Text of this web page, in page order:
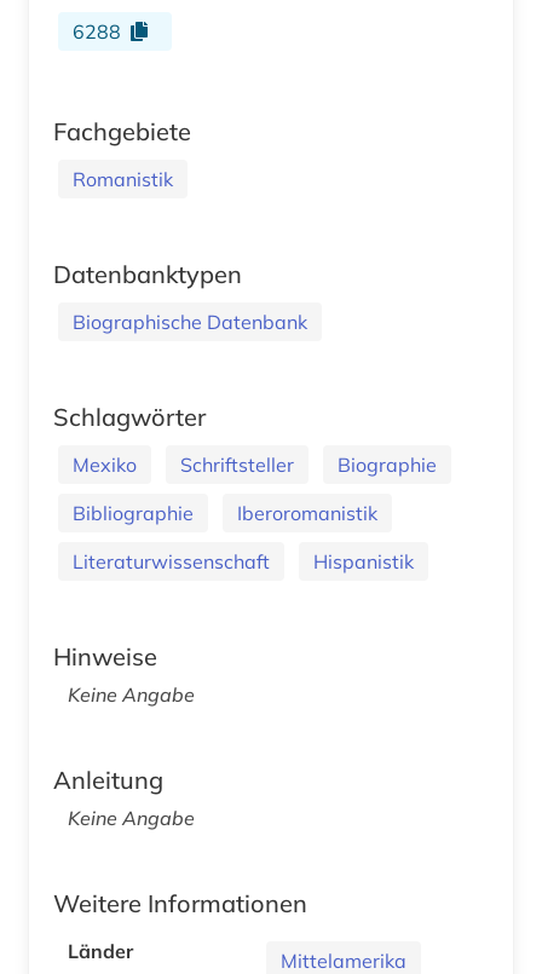
6288
Fachgebiete
Romanistik
Datenbanktypen
Biographische Datenbank
Schlagwörter
Mexiko Schriftsteller
Biographie
Bibliographie
Iberoromanistik
Literaturwissenschaft
Hispanistik
Hinweise
Keine Angabe
Anleitung
Keine Angabe
Weitere Informationen
Länder Mittelamerika